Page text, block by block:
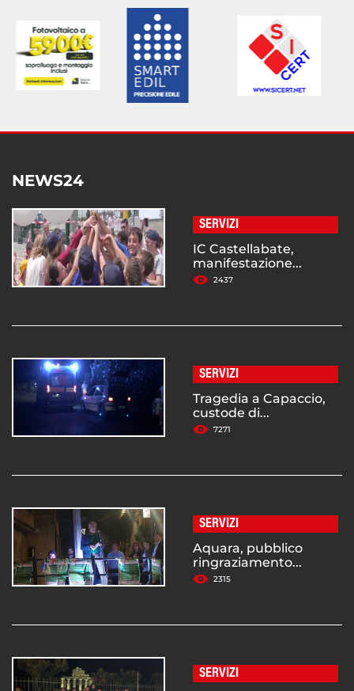
NEWS24
SERVIZI
IC Castellabate,
manifestazione...
2437
SERVIZI
Tragedia a Capaccio,
custode di...
7271
SERVIZI
Aquara, pubblico
ringraziamento...
2315
SERVIZI